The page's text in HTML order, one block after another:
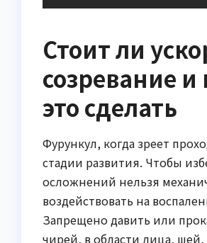
Стоит ли
созревание и
это сделать
Фурункул, когда зреет
стадии развития. Чтобы
осложнений нельзя
воздействовать на
Запрещено давить или
чирей, в области лица,